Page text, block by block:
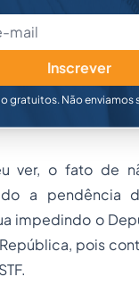
Inscrever
gratuitos. Não enviamos
ver, o fato de
a pendência
impedindo o
pois